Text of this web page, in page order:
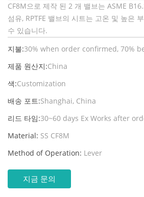
CF8M으로 제작 된 2 개 밸브는 ASME
섬유, RPTFE 밸브의 시트는 고온 및 높은
수 있습니다.
지불:30% when order confirmed, 70%
제품 원산지:China
색:Customization
배송 포트:Shanghai, China
리드 타임:30~60 days Ex Works after
Material: SS CF8M
Method of Operation: Lever
지금 문의